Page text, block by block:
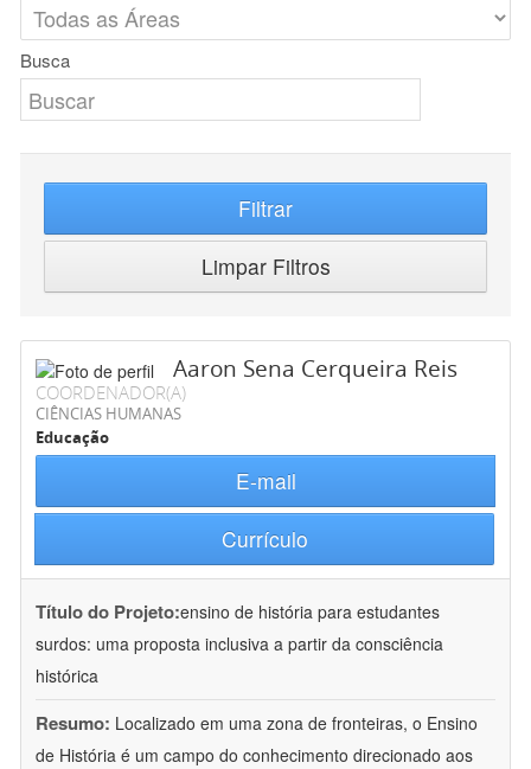
Busca
Filtrar
Limpar Filtros
Aaron Sena Cerqueira Reis
COORDENADOR(A)
CIÊNCIAS HUMANAS
Educação
E-mail
Currículo
Título do Projeto:ensino de história para estudantes
surdos: uma proposta inclusiva a partir da consciência
histórica
Resumo: Localizado em uma zona de fronteiras, o Ensino
de História é um campo do conhecimento direcionado aos